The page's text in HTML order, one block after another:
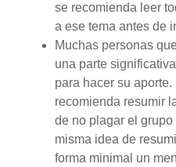
se recomienda leer
a ese tema antes de
Muchas personas
una parte
para hacer su
recomienda resumir
de no plagar el
misma idea de
forma minimal un